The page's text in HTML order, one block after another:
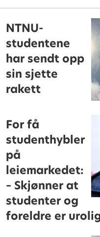
NTNU-
studentene
har sendt opp
sin sjette
rakett
For få
studenthybler
på
leiemarkedet:
– Skjønner at
studenter og
foreldre er